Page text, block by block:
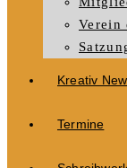
Verein
Kreativ
Termine